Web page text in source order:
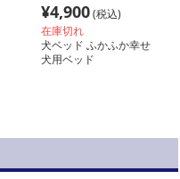
¥4,900(税込)
在庫切れ
犬ベッド ふかふか幸せ
犬用ベッド